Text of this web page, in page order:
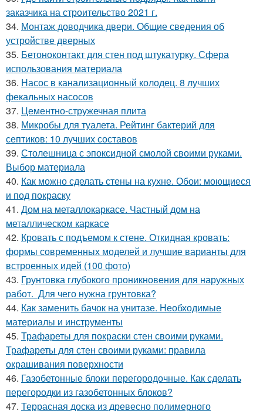
заказчика на строительство 2021 г.
34. Монтаж доводчика двери. Общие сведения об
устройстве дверных
35. Бетоноконтакт для стен под штукатурку. Сфера
использования материала
36. Насос в канализационный колодец. 8 лучших
фекальных насосов
37. Цементно-стружечная плита
38. Микробы для туалета. Рейтинг бактерий для
септиков: 10 лучших составов
39. Столешница с эпоксидной смолой своими руками.
Выбор материала
40. Как можно сделать стены на кухне. Обои: моющиеся
и под покраску
41. Дом на металлокаркасе. Частный дом на
металлическом каркасе
42. Кровать с подъемом к стене. Откидная кровать:
формы современных моделей и лучшие варианты для
встроенных идей (100 фото)
43. Грунтовка глубокого проникновения для наружных
работ. Для чего нужна грунтовка?
44. Как заменить бачок на унитазе. Необходимые
материалы и инструменты
45. Трафареты для покраски стен своими руками.
Трафареты для стен своими руками: правила
окрашивания поверхности
46. Газобетонные блоки перегородочные. Как сделать
перегородки из газобетонных блоков?
47. Террасная доска из древесно полимерного